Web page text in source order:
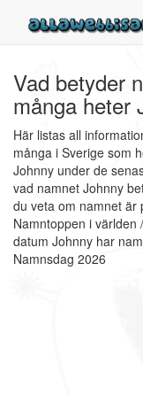
Vad betyder
många heter
Här listas all
många i Sverige som
Johnny under de
vad namnet Johnny
du veta om namnet är
Namntoppen i världen
datum Johnny har
Namnsdag 2026